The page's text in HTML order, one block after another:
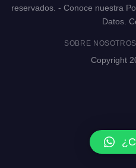
reservados. - Conoce nuestra
Datos.
SOBRE NOSOTROS
Copyright